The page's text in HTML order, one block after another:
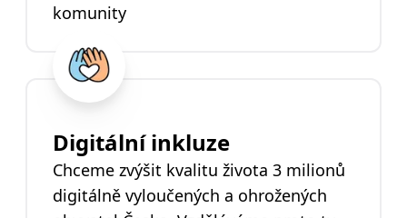
komunity
Digitální inkluze
Chceme zvýšit kvalitu života 3 milionů
digitálně vyloučených a ohrožených